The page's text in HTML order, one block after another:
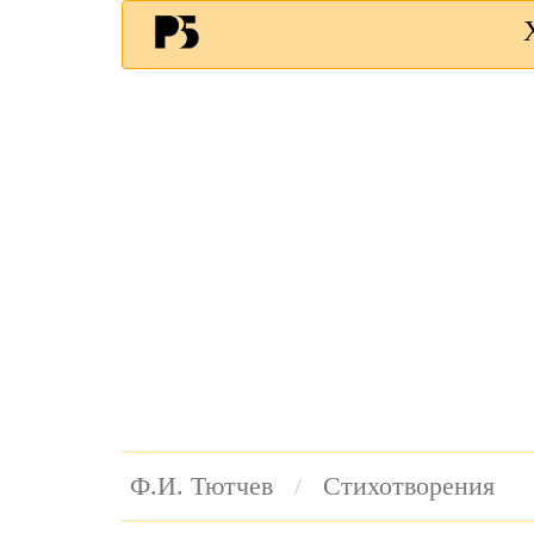
Ф.И. Тютчев Стихотворения